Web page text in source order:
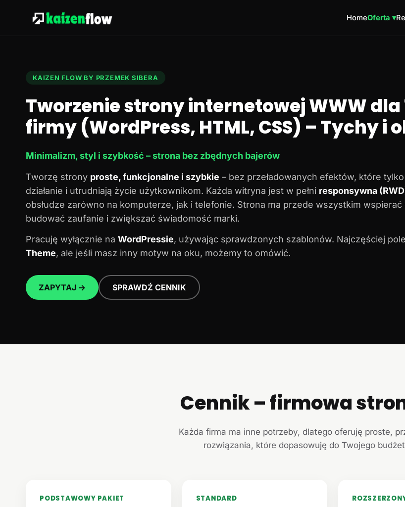
HomeOferta ▾
KAIZEN FLOW BY PRZEMEK SIBERA
Tworzenie strony internetowej WWW dla
firmy (WordPress, HTML, CSS) – Tychy i
Minimalizm, styl i szybkość – strona bez zbędnych bajerów
Tworzę strony proste, funkcjonalne i szybkie – bez przeładowanych efektów, które
działanie i utrudniają życie użytkownikom. Każda witryna jest w pełni responsywna
obsłudze zarówno na komputerze, jak i telefonie. Strona ma przede wszystkim wspierać
budować zaufanie i zwiększać świadomość marki.
Pracuję wyłącznie na WordPressie, używając sprawdzonych szablonów. Najczęściej
Theme, ale jeśli masz inny motyw na oku, możemy to omówić.
ZAPYTAJ → SPRAWDŹ CENNIK
Cennik – firmowa
Każda firma ma inne potrzeby, dlatego oferuję proste,
rozwiązania, które dopasowuję do Twojego
PODSTAWOWY PAKIET STANDARD